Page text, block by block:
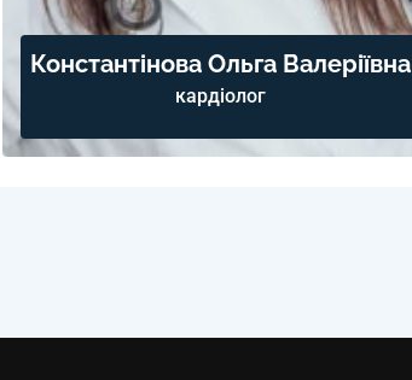
Константінова Ольга Валеріївна
кардіолог